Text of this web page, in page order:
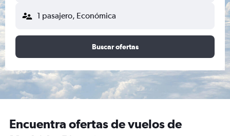
1 pasajero, Económica
Buscar ofertas
Encuentra ofertas de vuelos de